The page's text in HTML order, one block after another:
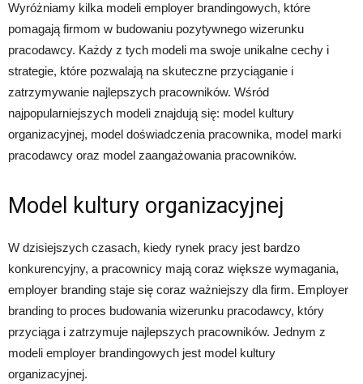
Wyróżniamy kilka modeli employer brandingowych, które
pomagają firmom w budowaniu pozytywnego wizerunku
pracodawcy. Każdy z tych modeli ma swoje unikalne cechy i
strategie, które pozwalają na skuteczne przyciąganie i
zatrzymywanie najlepszych pracowników. Wśród
najpopularniejszych modeli znajdują się: model kultury
organizacyjnej, model doświadczenia pracownika, model marki
pracodawcy oraz model zaangażowania pracowników.
Model kultury organizacyjnej
W dzisiejszych czasach, kiedy rynek pracy jest bardzo
konkurencyjny, a pracownicy mają coraz większe wymagania,
employer branding staje się coraz ważniejszy dla firm. Employer
branding to proces budowania wizerunku pracodawcy, który
przyciąga i zatrzymuje najlepszych pracowników. Jednym z
modeli employer brandingowych jest model kultury
organizacyjnej.